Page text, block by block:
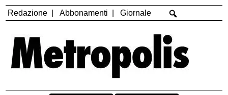
Redazione Abbonamenti Giornale